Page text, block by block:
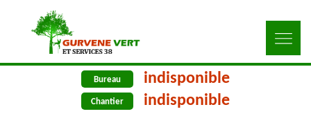
Bureau indisponible
Chantier indisponible